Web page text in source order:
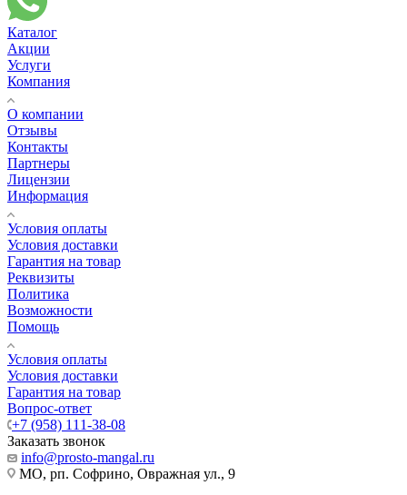
Каталог
Акции
Услуги
Компания
О компании
Отзывы
Контакты
Партнеры
Лицензии
Информация
Условия оплаты
Условия доставки
Гарантия на товар
Реквизиты
Политика
Возможности
Помощь
Условия оплаты
Условия доставки
Гарантия на товар
Вопрос-ответ
+7 (958) 111-38-08
Заказать звонок
info@prosto-mangal.ru
МО, рп. Софрино, Овражная ул., 9